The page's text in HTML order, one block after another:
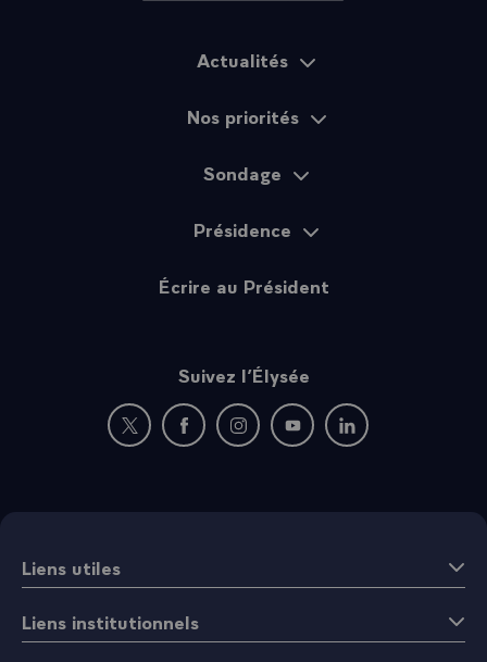
Actualités
Nos priorités
Sondage
Présidence
Écrire au Président
Suivez l’Élysée
Nouvelle fenêtre : rejoignez-nous sur Twitter
Nouvelle fenêtre : rejoignez-nous sur
Nouvelle fenêtre : rejoignez-nous
Nouvelle fenêtre :
Nouvelle fenêtre :
Liens utiles
Liens institutionnels